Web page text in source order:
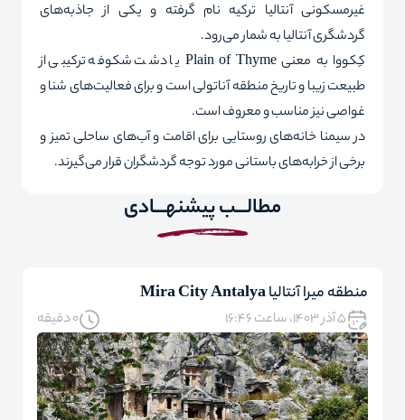
غیرمسکونی آنتالیا ترکیه نام گرفته و یکی از جاذبه‌های
گردشگری آنتالیا به شمار می‌رود.
کِکووا به معنی Plain of Thyme
یا دشت شکوفه ترکیبی از
طبیعت زیبا و تاریخ منطقه آناتولی است و برای فعالیت‌های شنا و
غواصی نیز مناسب و معروف است.
در سیمنا خانه‌های روستایی برای اقامت و آب‌های ساحلی تمیز و
برخی از خرابه‌های باستانی مورد توجه گردشگران قرار می‌گیرند.
مطالـــب پیشنهـــادی
منطقه میرا آنتالیا Mira City Antalya
۵ آذر ۱۴۰۳، ساعت ۱۶:۴۶ 0 دقیقه